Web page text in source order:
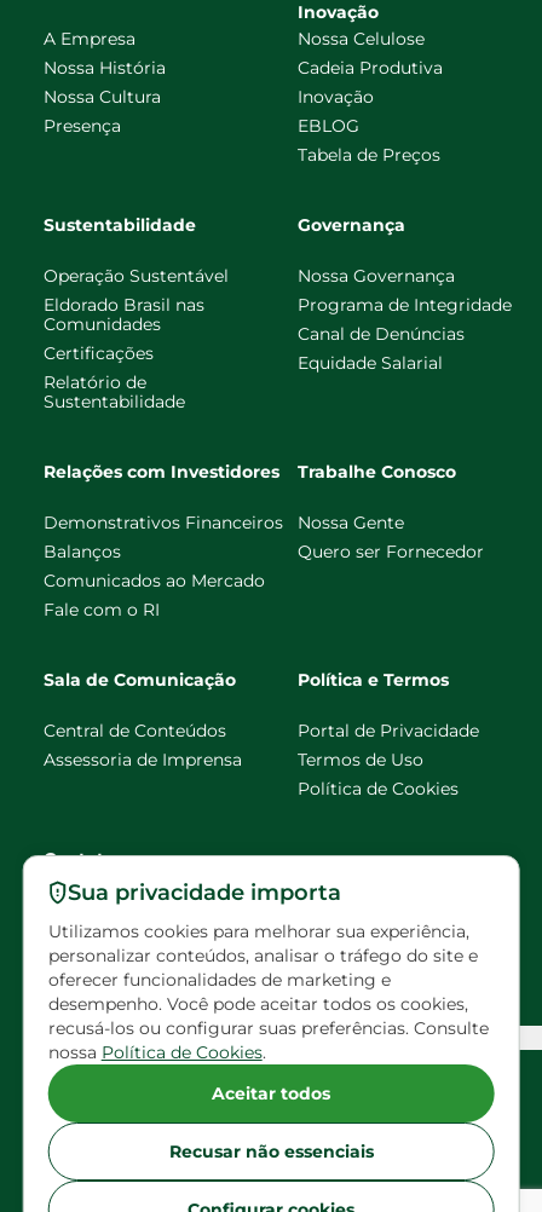
Sua privacidade importa
Utilizamos cookies para melhorar sua experiência,
personalizar conteúdos, analisar o tráfego do site e
oferecer funcionalidades de marketing e
desempenho. Você pode aceitar todos os cookies,
recusá-los ou configurar suas preferências. Consulte
nossa Política de Cookies.
Aceitar todos
Recusar não essenciais
A Empresa
Nossa História
Nossa Cultura
Presença
Inovação
Nossa Celulose
Cadeia Produtiva
Inovação
EBLOG
Tabela de Preços
Sustentabilidade
Operação Sustentável
Eldorado Brasil nas
Comunidades
Certificações
Relatório de
Sustentabilidade
Governança
Nossa Governança
Programa de Integridade
Canal de Denúncias
Equidade Salarial
Relações com Investidores
Demonstrativos Financeiros
Balanços
Comunicados ao Mercado
Fale com o RI
Trabalhe Conosco
Nossa Gente
Quero ser Fornecedor
Sala de Comunicação
Central de Conteúdos
Assessoria de Imprensa
Política e Termos
Portal de Privacidade
Termos de Uso
Política de Cookies
Contato
faleconosco@eldorado
brasil.com.br
Visitas agendadas
Configuração de Cookies
Siga Eldorado nas redes sociais